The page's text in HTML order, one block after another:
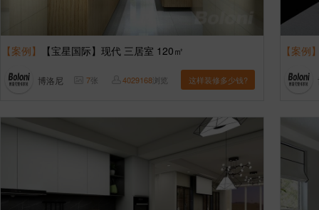
【案例】 【宝星国际】现代 三居室 120㎡
博洛尼 7张 4029168浏览 这样装修多少钱?
【案例